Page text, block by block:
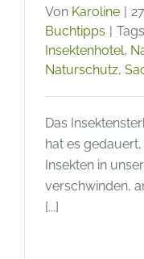
Von Karoline |
Buchtipps |
Insektenhotel,
Naturschutz,
Das
hat es
Insekten in
verschwinden,
[...]